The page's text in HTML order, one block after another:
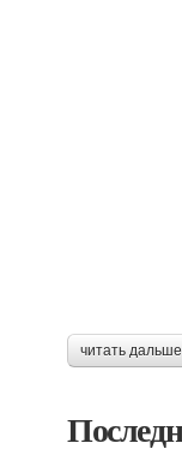
читать